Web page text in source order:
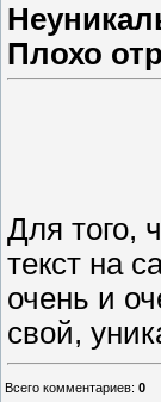
Плохо
Для того,
текст на
очень и
свой,
Всего комментариев: 0